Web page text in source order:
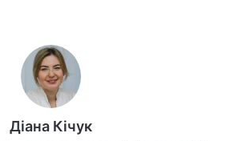
Діана Кічук